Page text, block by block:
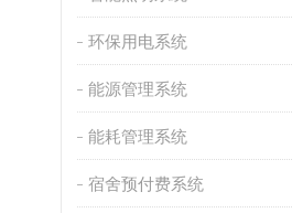
环保用电系统
能源管理系统
能耗管理系统
宿舍预付费系统